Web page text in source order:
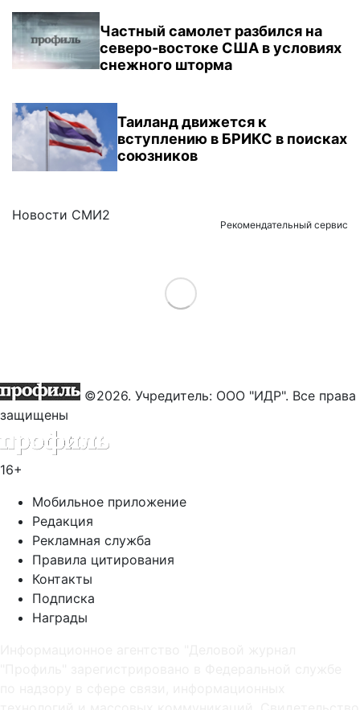
Частный самолет разбился на
северо-востоке США в условиях
снежного шторма
Таиланд движется к
вступлению в БРИКС в поисках
союзников
Новости СМИ2
Рекомендательный сервис
Load More
©2026. Учредитель: ООО "ИДР". Все права
защищены
16+
Мобильное приложение
Редакция
Рекламная служба
Правила цитирования
Контакты
Подписка
Награды